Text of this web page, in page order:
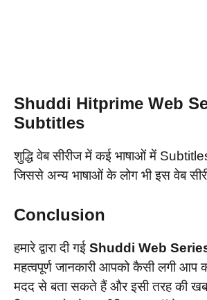
Shuddi Hitprime Web
Subtitles
शुद्धि वेब सीरीज में कई भाषाओं में
जिससे अन्य भाषाओं के लोग भी इस वेब
Conclusion
हमारे द्वारा दी गई Shuddi Web
महत्वपूर्ण जानकारी आपको कैसी लगी
मदद से बता सकते हैं और इसी तरह की